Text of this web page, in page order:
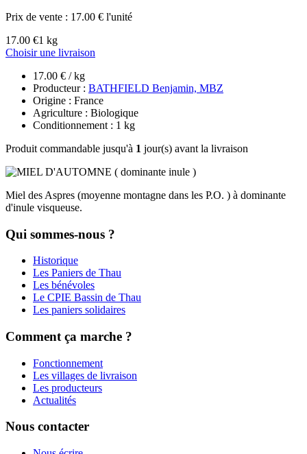
Prix de vente : 17.00 € l'unité
17.00 €1 kg
Choisir une livraison
17.00 € / kg
Producteur : BATHFIELD Benjamin, MBZ
Origine : France
Agriculture : Biologique
Conditionnement : 1 kg
Produit commandable jusqu'à 1 jour(s) avant la livraison
Miel des Aspres (moyenne montagne dans les P.O. ) à dominante
d'inule visqueuse.
Qui sommes-nous ?
Historique
Les Paniers de Thau
Les bénévoles
Le CPIE Bassin de Thau
Les paniers solidaires
Comment ça marche ?
Fonctionnement
Les villages de livraison
Les producteurs
Actualités
Nous contacter